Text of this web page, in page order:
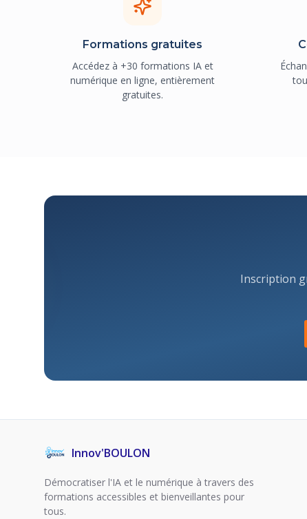
Formations gratuites
Accédez à +30 formations IA et
numérique en ligne, entièrement
gratuites.
Inscription
Innov'BOULON
Démocratiser l'IA et le numérique à travers des
formations accessibles et bienveillantes pour
tous.